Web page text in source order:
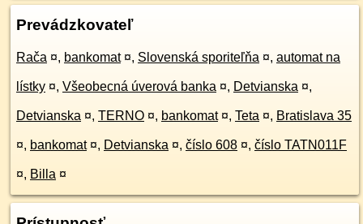
Prevádzkovateľ
Rača ¤, bankomat ¤, Slovenská sporiteľňa ¤, automat na
lístky ¤, Všeobecná úverová banka ¤, Detvianska ¤,
Detvianska ¤, TERNO ¤, bankomat ¤, Teta ¤, Bratislava 35
¤, bankomat ¤, Detvianska ¤, číslo 608 ¤, číslo TATN011F
¤, Billa ¤